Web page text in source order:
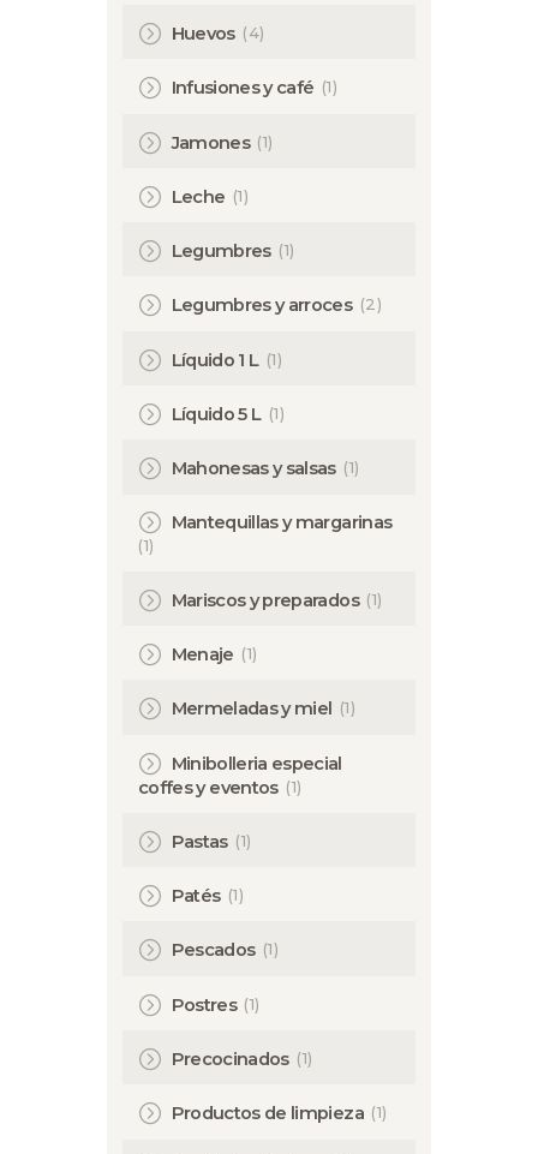
Huevos (4)
Infusiones y café (1)
Jamones (1)
Leche (1)
Legumbres (1)
Legumbres y arroces (2)
Líquido 1 L (1)
Líquido 5 L (1)
Mahonesas y salsas (1)
Mantequillas y margarinas
(1)
Mariscos y preparados (1)
Menaje (1)
Mermeladas y miel (1)
Minibolleria especial
coffes y eventos (1)
Pastas (1)
Patés (1)
Pescados (1)
Postres (1)
Precocinados (1)
Productos de limpieza (1)